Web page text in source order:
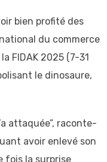
bien profité des
du commerce
FIDAK 2025 (7-31
le dinosaure,
attaquée”, raconte-
avoir enlevé son
fois la surprise